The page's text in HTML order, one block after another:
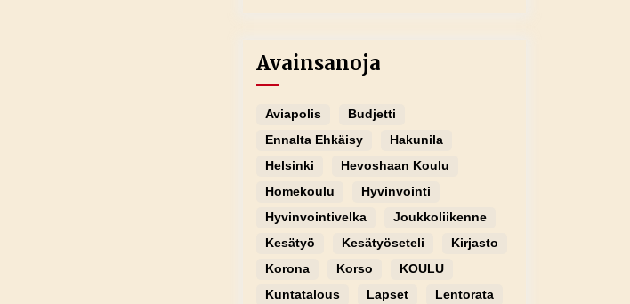
Avainsanoja
Aviapolis
Budjetti
Ennalta Ehkäisy
Hakunila
Helsinki
Hevoshaan Koulu
Homekoulu
Hyvinvointi
Hyvinvointivelka
Joukkoliikenne
Kesätyö
Kesätyöseteli
Kirjasto
Korona
Korso
KOULU
Kuntatalous
Lapset
Lentorata